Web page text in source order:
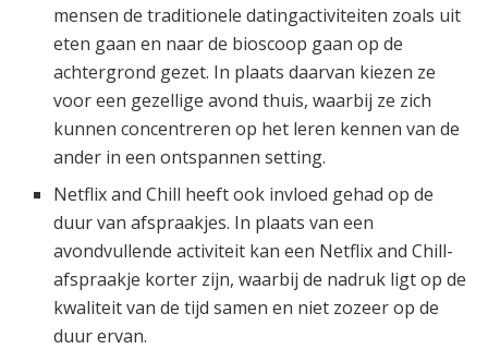
mensen de traditionele datingactiviteiten zoals uit
eten gaan en naar de bioscoop gaan op de
achtergrond gezet. In plaats daarvan kiezen ze
voor een gezellige avond thuis, waarbij ze zich
kunnen concentreren op het leren kennen van de
ander in een ontspannen setting.
Netflix and Chill heeft ook invloed gehad op de
duur van afspraakjes. In plaats van een
avondvullende activiteit kan een Netflix and Chill-
afspraakje korter zijn, waarbij de nadruk ligt op de
kwaliteit van de tijd samen en niet zozeer op de
duur ervan.